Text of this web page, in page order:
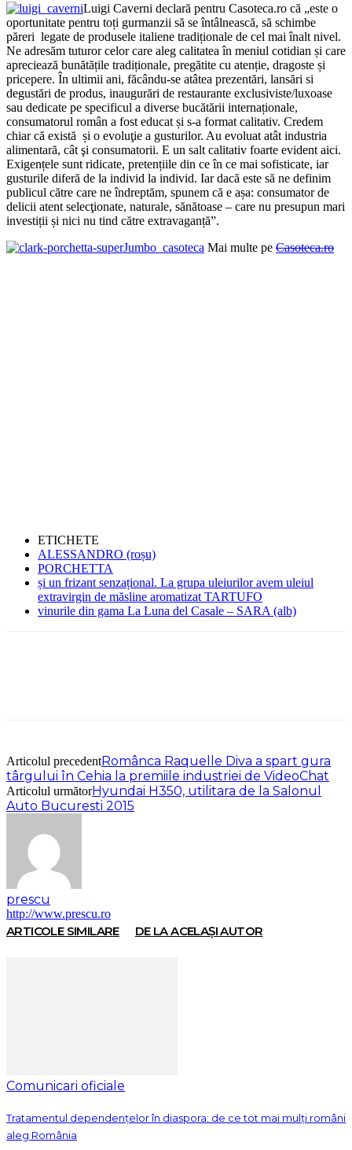
Luigi Caverni declară pentru Casoteca.ro că „este o
oportunitate pentru toți gurmanzii să se întâlnească, să schimbe
păreri legate de produsele italiene tradiționale de cel mai înalt nivel.
Ne adresăm tuturor celor care aleg calitatea în meniul cotidian și care
apreciează bunătățile tradiționale, pregătite cu atenție, dragoste și
pricepere. În ultimii ani, făcându-se atâtea prezentări, lansări si
degustări de produs, inaugurări de restaurante exclusiviste/luxoase
sau dedicate pe specificul a diverse bucătării internaționale,
consumatorul român a fost educat și s-a format calitativ. Credem
chiar că există și o evoluţie a gusturilor. Au evoluat atât industria
alimentară, cât şi consumatorii. E un salt calitativ foarte evident aici.
Exigențele sunt ridicate, pretențiile din ce în ce mai sofisticate, iar
gusturile diferă de la individ la individ. Iar dacă este să ne definim
publicul către care ne îndreptăm, spunem că e așa: consumator de
delicii atent selecţionate, naturale, sănătoase – care nu presupun mari
investiții și nici nu tind către extravaganță”.
Mai multe pe Casoteca.ro
ETICHETE
ALESSANDRO (roșu)
PORCHETTA
și un frizant senzațional. La grupa uleiurilor avem uleiul
extravirgin de măsline aromatizat TARTUFO
vinurile din gama La Luna del Casale – SARA (alb)
Articolul precedentRomânca Raquelle Diva a spart gura
târgului în Cehia la premiile industriei de VideoChat
Articolul următorHyundai H350, utilitara de la Salonul
Auto Bucuresti 2015
prescu
http://www.prescu.ro
ARTICOLE SIMILARE DE LA ACELAȘI AUTOR
Comunicari oficiale
Tratamentul dependențelor în diaspora: de ce tot mai mulți români
aleg România